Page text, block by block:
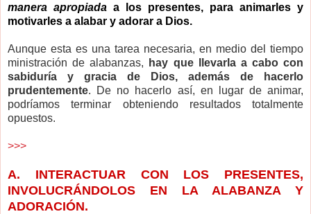
manera apropiada a los presentes, para animarles y
motivarles a alabar y adorar a Dios.
Aunque esta es una tarea necesaria, en medio del tiempo
ministración de alabanzas,
hay que llevarla a cabo con
sabiduría y gracia de Dios, además de hacerlo
prudentemente. De no hacerlo así, en lugar de animar,
podríamos terminar obteniendo resultados totalmente
opuestos.
>>>
A. INTERACTUAR CON LOS PRESENTES,
INVOLUCRÁNDOLOS EN LA ALABANZA Y
ADORACIÓN.